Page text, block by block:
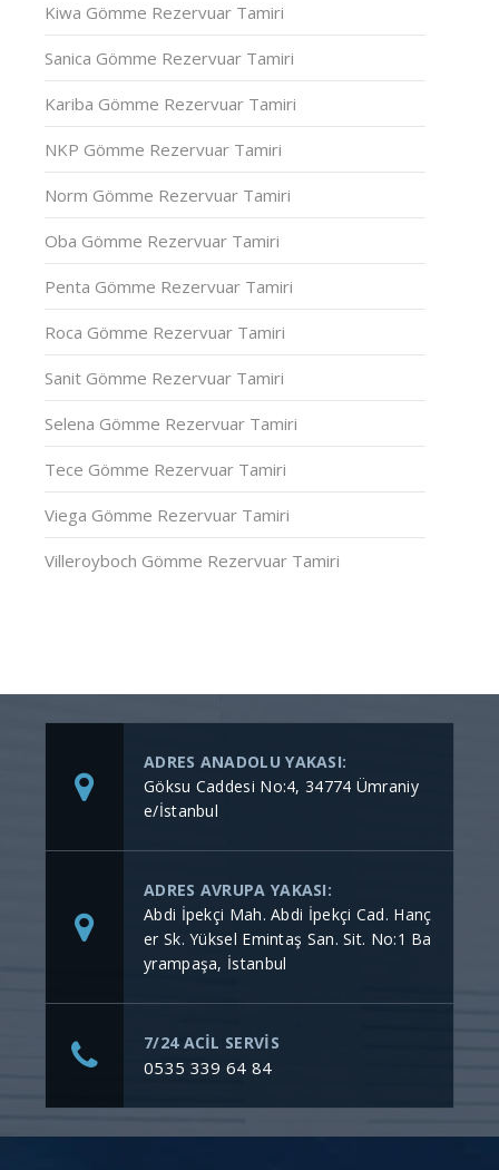
Kiwa Gömme Rezervuar Tamiri
Sanica Gömme Rezervuar Tamiri
Kariba Gömme Rezervuar Tamiri
NKP Gömme Rezervuar Tamiri
Norm Gömme Rezervuar Tamiri
Oba Gömme Rezervuar Tamiri
Penta Gömme Rezervuar Tamiri
Roca Gömme Rezervuar Tamiri
Sanit Gömme Rezervuar Tamiri
Selena Gömme Rezervuar Tamiri
Tece Gömme Rezervuar Tamiri
Viega Gömme Rezervuar Tamiri
Villeroyboch Gömme Rezervuar Tamiri
ADRES ANADOLU YAKASI:
Göksu Caddesi No:4, 34774 Ümraniy
e/İstanbul
ADRES AVRUPA YAKASI:
Abdi İpekçi Mah. Abdi İpekçi Cad. Hanç
er Sk. Yüksel Emintaş San. Sit. No:1 Ba
yrampaşa, İstanbul
7/24 ACİL SERVİS
0535 339 64 84